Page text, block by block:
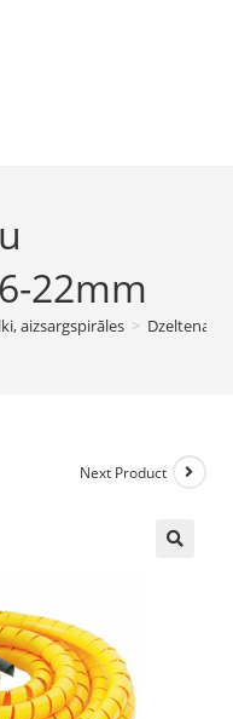
22mm
aizsargspirāles > Dzeltena
Next Product